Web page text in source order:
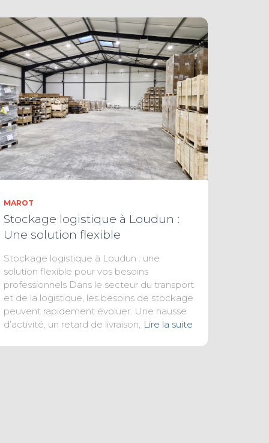
MAROT
Stockage logistique à Loudun :
Une solution flexible
Stockage logistique à Loudun : une
solution flexible pour vos besoins
professionnels Dans le secteur du transport
et de la logistique, les besoins de stockage
peuvent rapidement évoluer. Une hausse
d’activité, un retard de livraison, Lire la suite